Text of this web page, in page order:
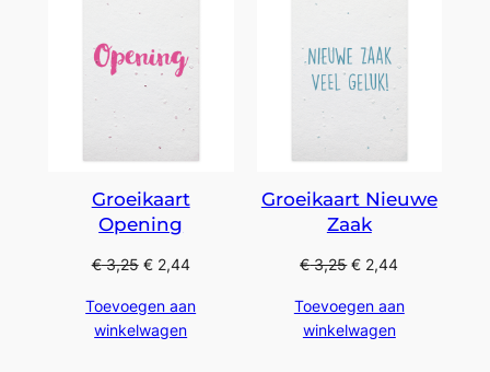
Groeikaart
Opening
€3,25 €2,44
Toevoegen aan
winkelwagen
Groeikaart Nieuwe
Zaak
€3,25 € 2,44
Toevoegen aan
winkelwagen